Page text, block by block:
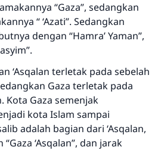
“Gaza”, sedangkan
“ ‘Azati”. Sedangkan
dengan “Hamra’ Yaman”,
‘Asqalan terletak pada sebelah
Gaza terletak pada
Kota Gaza semenjak
kota Islam sampai
adalah bagian dari ‘Asqalan,
‘Asqalan”, dan jarak